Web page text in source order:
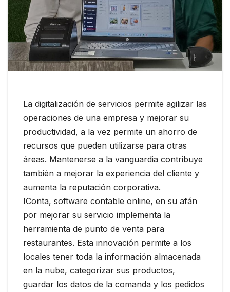
La digitalización de servicios permite agilizar las
operaciones de una empresa y mejorar su
productividad, a la vez permite un ahorro de
recursos que pueden utilizarse para otras
áreas. Mantenerse a la vanguardia contribuye
también a mejorar la experiencia del cliente y
aumenta la reputación corporativa.
IConta, software contable online, en su afán
por mejorar su servicio implementa la
herramienta de punto de venta para
restaurantes. Esta innovación permite a los
locales tener toda la información almacenada
en la nube, categorizar sus productos,
guardar los datos de la comanda y los pedidos